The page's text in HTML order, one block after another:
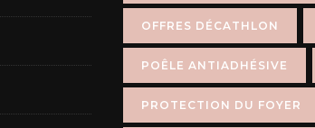
OFFRES DÉCATHLON
POÊLE ANTIADHÉSIVE
PROTECTION DU FOYER